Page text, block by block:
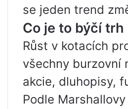
se jeden trend
Co je to býčí trh
Růst v kotacích
všechny burzovní
akcie, dluhopisy,
Podle